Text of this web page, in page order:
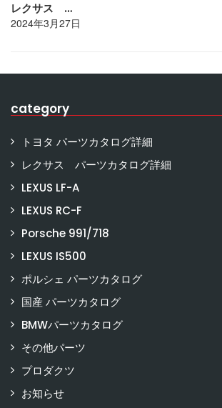
レクサス …
2024年3月27日
category
トヨタ パーツカタログ詳細
レクサス パーツカタログ詳細
LEXUS LF-A
LEXUS RC-F
Porsche 991/718
LEXUS IS500
ポルシェ パーツカタログ
国産 パーツカタログ
BMWパーツカタログ
その他パーツ
プロダクツ
お知らせ